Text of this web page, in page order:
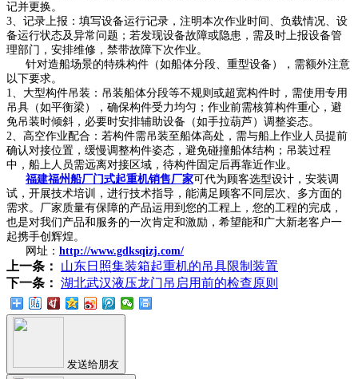
记并更换。
3、记录上报：填写设备运行记录，注明本次作业时间、负载情况、设
备运行状态及异常问题；若发现设备故障或隐患，需及时上报设备管
理部门，安排维修，禁带故障下次作业。
针对造船场景的特殊构件（如船体分段、重型设备），需额外注意
以下要求。
1、大型构件吊装：吊装船体分段等不规则或超宽构件时，需使用专用
吊具（如平衡梁），确保构件受力均匀；作业前需核算构件重心，避
免吊装时倾斜，必要时安排辅助设备（如手拉葫芦）调整姿态。
2、高空作业配合：若构件需吊装至船体高处，需与船上作业人员提前
确认对接位置，缓慢调整构件姿态，避免碰撞船体结构；吊装过程
中，船上人员需远离对接区域，待构件固定后再靠近作业。
福建福州船厂门式起重机销售厂家可代为顾客选型设计，安装调
试，开展技术培训，进行技术指导，能满足顾客不同层次、多方面的
需求。厂家质量有保障的产品运用到您的工程上，您的工程的完成，
也是对我们产品和服务的一次肯定和激励，希望能和广大新老客户一
起携手创辉煌。
网址： http://www.gdksqizj.com/
上一条：
山东日照集装箱起重机的吊具限制装置
下一条： 湖北武汉液压龙门吊启用前的检查原则
发送给朋友